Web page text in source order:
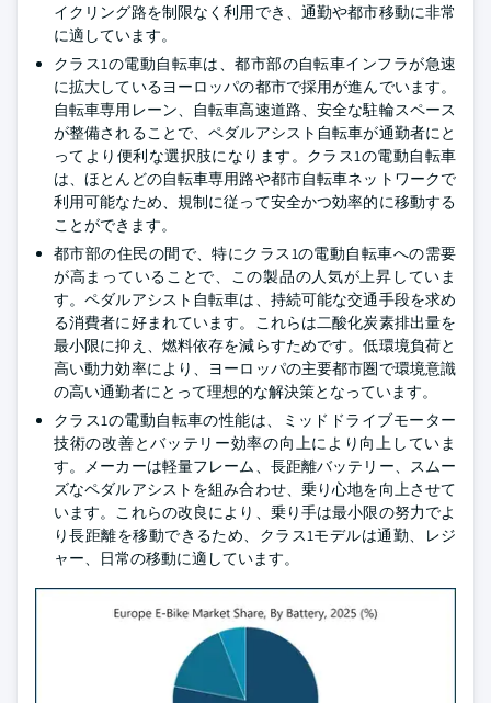
イクリング路を制限なく利用でき、通勤や都市移動に非常
に適しています。
クラス1の電動自転車は、都市部の自転車インフラが急速
に拡大しているヨーロッパの都市で採用が進んでいます。
自転車専用レーン、自転車高速道路、安全な駐輪スペース
が整備されることで、ペダルアシスト自転車が通勤者にと
ってより便利な選択肢になります。クラス1の電動自転車
は、ほとんどの自転車専用路や都市自転車ネットワークで
利用可能なため、規制に従って安全かつ効率的に移動する
ことができます。
都市部の住民の間で、特にクラス1の電動自転車への需要
が高まっていることで、この製品の人気が上昇していま
す。ペダルアシスト自転車は、持続可能な交通手段を求め
る消費者に好まれています。これらは二酸化炭素排出量を
最小限に抑え、燃料依存を減らすためです。低環境負荷と
高い動力効率により、ヨーロッパの主要都市圏で環境意識
の高い通勤者にとって理想的な解決策となっています。
クラス1の電動自転車の性能は、ミッドドライブモーター
技術の改善とバッテリー効率の向上により向上していま
す。メーカーは軽量フレーム、長距離バッテリー、スムー
ズなペダルアシストを組み合わせ、乗り心地を向上させて
います。これらの改良により、乗り手は最小限の努力でよ
り長距離を移動できるため、クラス1モデルは通勤、レジ
ャー、日常の移動に適しています。